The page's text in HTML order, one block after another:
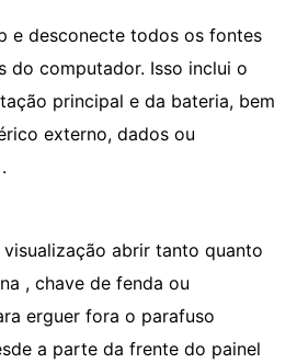
e desconecte todos os fontes
do computador. Isso inclui o
principal e da bateria, bem
externo, dados ou
visualização abrir tanto quanto
, chave de fenda ou
erguer fora o parafuso
a parte da frente do painel